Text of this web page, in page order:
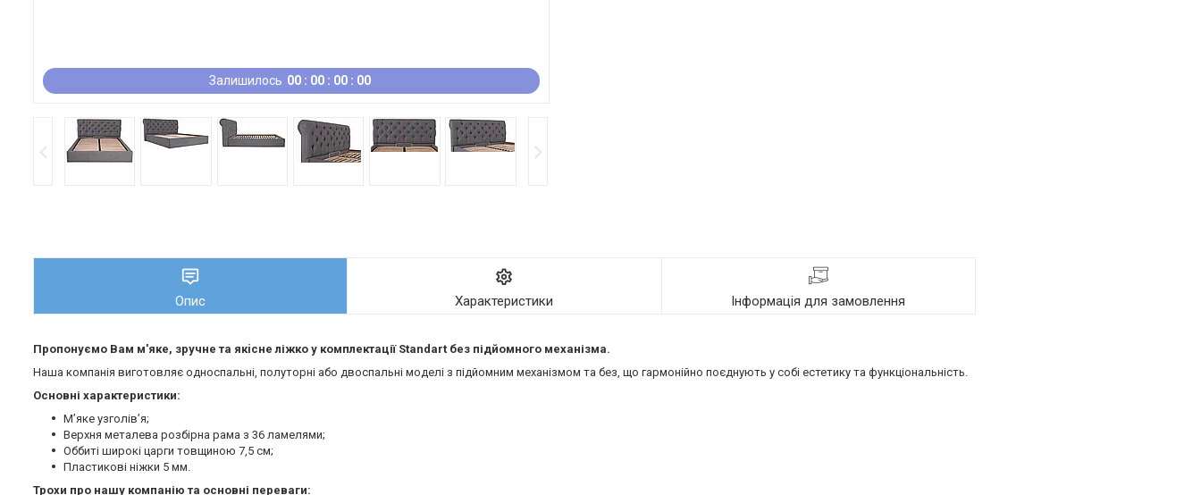
Залишилось 00 00 00 00
Опис Характеристики Інформація для замовлення
Пропонуємо Вам м'яке, зручне та якiсне ліжко у комплектації Standart без підйомного механізма.
Наша компанія виготовляє односпальні, полуторні або двоспальні моделі з підйомним механізмом та без, що гармонійно поєднують у собі естетику та функціональність.
Основні характеристики:
М’яке узголів’я;
Верхня металева розбірна рама з 36 ламелями;
Оббиті широкі царги товщиною 7,5 см;
Пластикові ніжки 5 мм.
Трохи про нашу компанію та основні переваги: